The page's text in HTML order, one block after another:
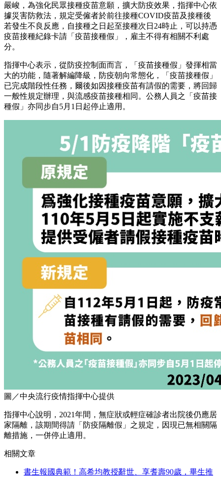
嚴峻，為強化民眾接種疫苗意願，擴大防疫效果，指揮中心依
據災害防救法，規定受僱者於前往接種COVID疫苗及接種後
若發生不良反應，自接種之日起至接種次日24時止，可以持憑
疫苗接種紀錄卡請「疫苗接種假」，雇主不得有相關不利處
分。
指揮中心表示，從防疫控制面而言，「疫苗接種假」發揮相當
大的功能，隨著解編降級，防疫朝向常態化，「疫苗接種假」
已完成階段性任務，爾後如因接種疫苗有請假的需要，將回歸
一般性規定辦理，與流感疫苗接種相同。公務人員之「疫苗接
種假」亦同步自5月1日起停止適用。
圖／中央流行疫情指揮中心提供
指揮中心說明，2021年間，無症狀或輕症確診者出院後仍應居
家隔離，該期間得請「防疫隔離假」之規定，因現已無相關隔
離措施，一併停止適用。
相關文章
書生報國典範！高希均教授辭世、享耆壽90歲，畢生推